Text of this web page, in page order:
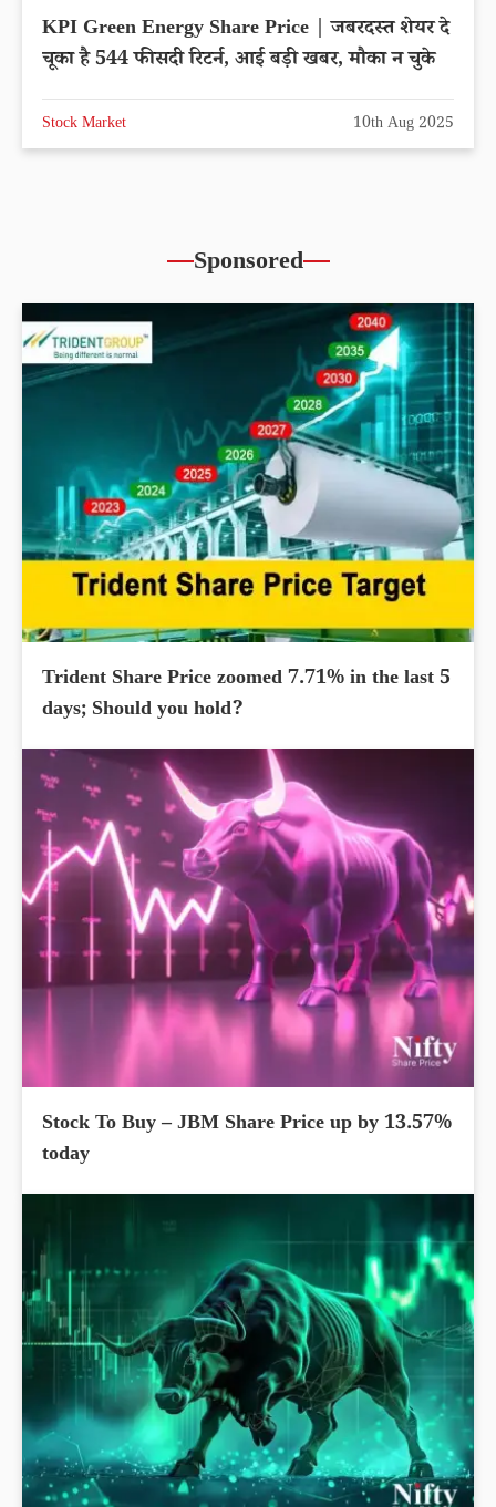
KPI Green Energy Share Price | जबरदस्त शेयर दे
चूका है 544 फीसदी रिटर्न, आई बड़ी खबर, मौका न चुके
Stock Market 10th Aug 2025
Sponsored
Trident Share Price zoomed 7.71% in the last 5
days; Should you hold?
Stock To Buy – JBM Share Price up by 13.57%
today